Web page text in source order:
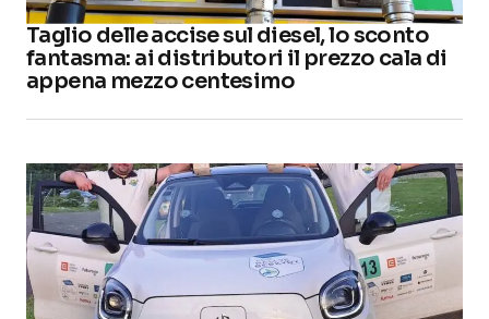
Taglio delle accise sul diesel, lo sconto
fantasma: ai distributori il prezzo cala di
appena mezzo centesimo